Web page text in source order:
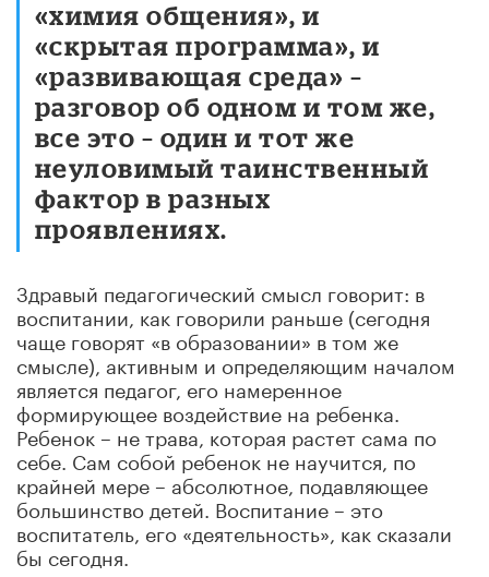
«химия общения», и
«скрытая программа», и
«развивающая среда» –
разговор об одном и том же,
все это – один и тот же
неуловимый таинственный
фактор в разных
проявлениях.
Здравый педагогический смысл говорит: в
воспитании, как говорили раньше (сегодня
чаще говорят «в образовании» в том же
смысле), активным и определяющим началом
является педагог, его намеренное
формирующее воздействие на ребенка.
Ребенок – не трава, которая растет сама по
себе. Сам собой ребенок не научится, по
крайней мере – абсолютное, подавляющее
большинство детей. Воспитание – это
воспитатель, его «деятельность», как сказали
бы сегодня.